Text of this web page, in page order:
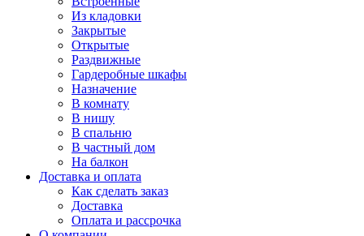
Из кладовки
Закрытые
Открытые
Раздвижные
Гардеробные шкафы
Назначение
В комнату
В нишу
В спальню
В частный дом
На балкон
Доставка и оплата
Как сделать заказ
Доставка
Оплата и рассрочка